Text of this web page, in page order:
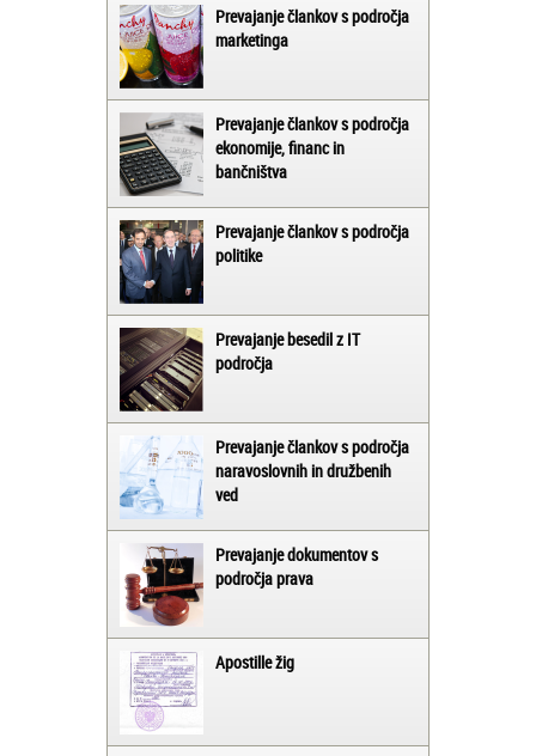
Prevajanje člankov s področja
marketinga
Prevajanje člankov s področja
ekonomije, financ in
bančništva
Prevajanje člankov s področja
politike
Prevajanje besedil z IT
področja
Prevajanje člankov s področja
naravoslovnih in družbenih
ved
Prevajanje dokumentov s
področja prava
Apostille žig